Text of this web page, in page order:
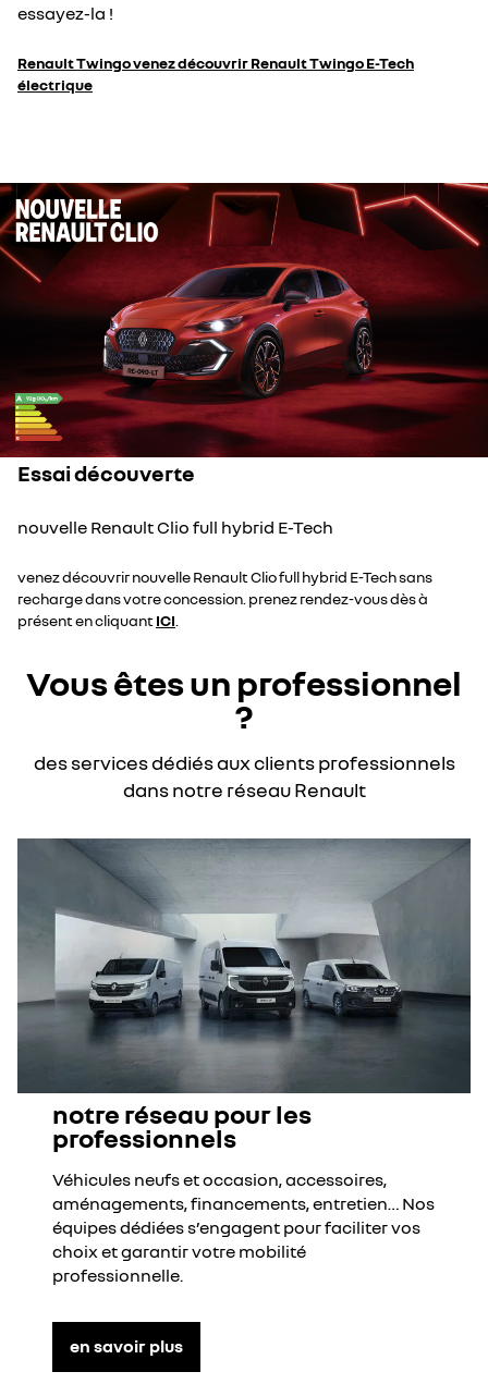
essayez-la !
Renault Twingo venez découvrir Renault Twingo E-Tech
électrique
Essai découverte
nouvelle Renault Clio full hybrid E-Tech
venez découvrir nouvelle Renault Clio full hybrid E-Tech sans
recharge dans votre concession. prenez rendez-vous dès à
présent en cliquant ICI
Vous êtes un professionnel
?
des services dédiés aux clients professionnels
dans notre réseau Renault
notre réseau pour les
professionnels
Véhicules neufs et occasion, accessoires,
aménagements, financements, entretien… Nos
équipes dédiées s’engagent pour faciliter vos
choix et garantir votre mobilité
professionnelle.
en savoir plus